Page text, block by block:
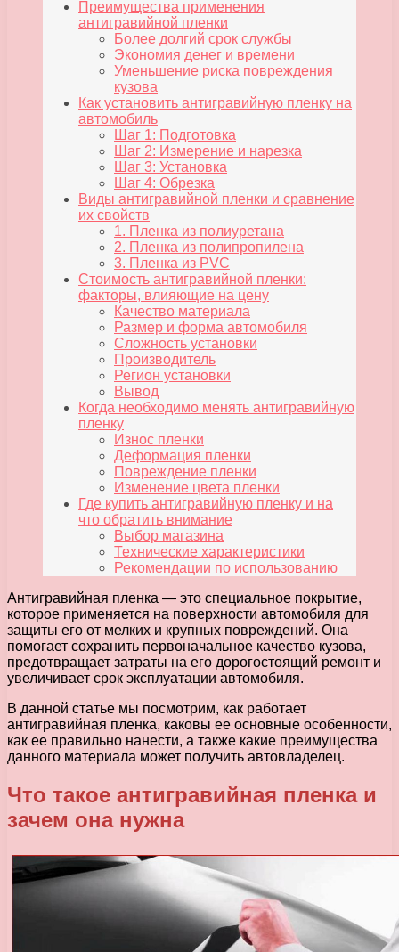
Преимущества применения
антигравийной пленки
Более долгий срок службы
Экономия денег и времени
Уменьшение риска повреждения
кузова
Как установить антигравийную пленку на
автомобиль
Шаг 1: Подготовка
Шаг 2: Измерение и нарезка
Шаг 3: Установка
Шаг 4: Обрезка
Виды антигравийной пленки и сравнение
их свойств
1. Пленка из полиуретана
2. Пленка из полипропилена
3. Пленка из PVC
Стоимость антигравийной пленки:
факторы, влияющие на цену
Качество материала
Размер и форма автомобиля
Сложность установки
Производитель
Регион установки
Вывод
Когда необходимо менять антигравийную
пленку
Износ пленки
Деформация пленки
Повреждение пленки
Изменение цвета пленки
Где купить антигравийную пленку и на
что обратить внимание
Выбор магазина
Технические характеристики
Рекомендации по использованию
Антигравийная пленка — это специальное покрытие,
которое применяется на поверхности автомобиля для
защиты его от мелких и крупных повреждений. Она
помогает сохранить первоначальное качество кузова,
предотвращает затраты на его дорогостоящий ремонт и
увеличивает срок эксплуатации автомобиля.
В данной статье мы посмотрим, как работает
антигравийная пленка, каковы ее основные особенности,
как ее правильно нанести, а также какие преимущества
данного материала может получить автовладелец.
Что такое антигравийная пленка и
зачем она нужна